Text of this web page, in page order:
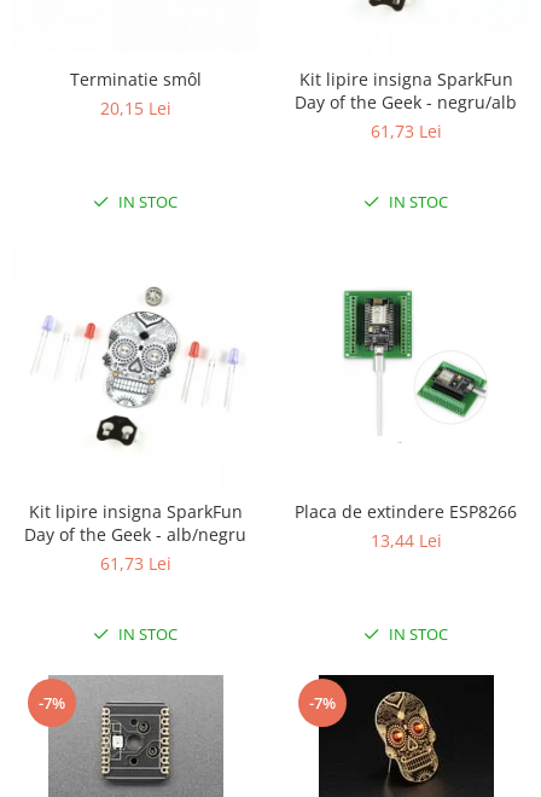
Terminatie smôl
20,15 Lei
IN STOC
Kit lipire insigna SparkFun
Day of the Geek - negru/alb
61,73 Lei
IN STOC
Kit lipire insigna SparkFun
Day of the Geek - alb/negru
61,73 Lei
IN STOC
Placa de extindere ESP8266
13,44 Lei
IN STOC
-7% -7%